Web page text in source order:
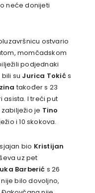
neće donijeti
ostvario
momčadskom
podjednaki
su Jurica Tokićs
također s 23
asista. I treći put
je Tino
i 10 skokova.
bio Kristijan
uz pet
Barberić s 26
bilo dovoljno,